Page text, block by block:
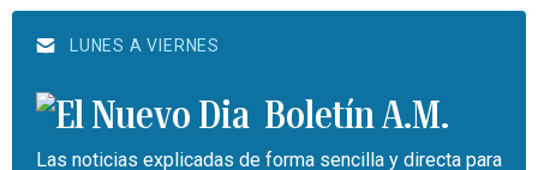
LUNES A VIERNES
Boletín A.M.
Las noticias explicadas de forma sencilla y directa para